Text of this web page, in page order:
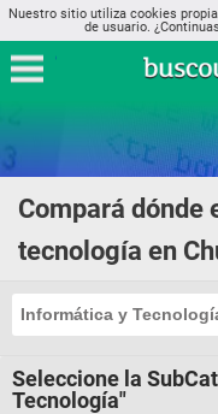
Nuestro sitio utiliza cookies
de usuario.
Compará
tecnología en
Informática y
Seleccione la
Tecnología"